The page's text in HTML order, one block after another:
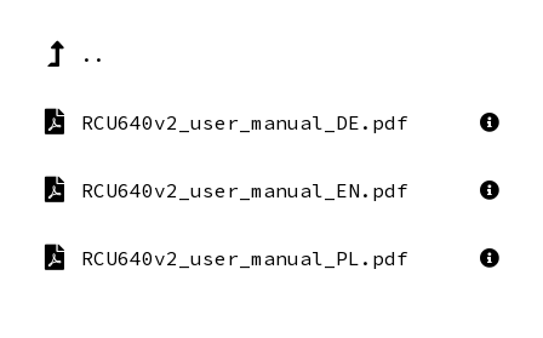
..
RCU640v2_user_manual_DE.pdf
RCU640v2_user_manual_EN.pdf
RCU640v2_user_manual_PL.pdf